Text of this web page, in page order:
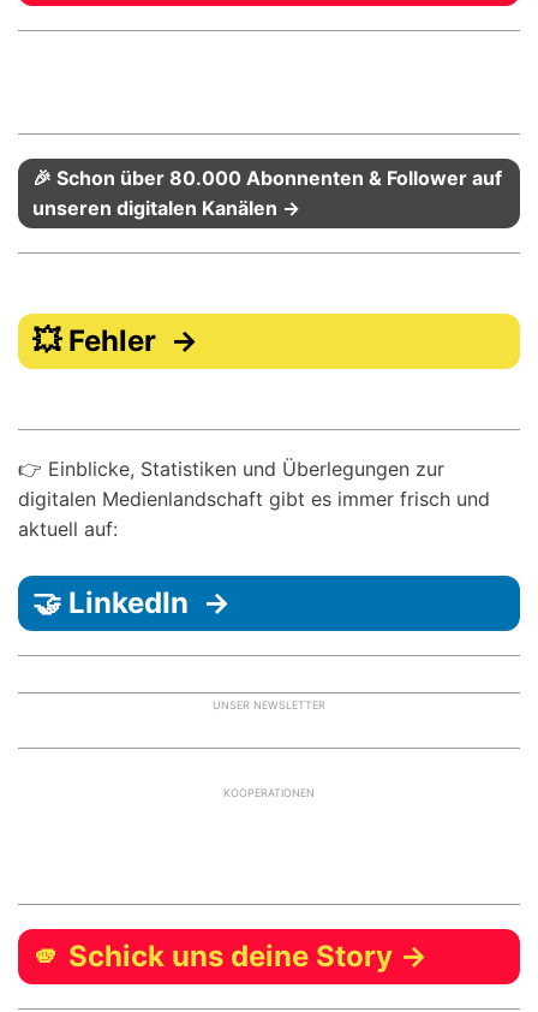
🎉 Schon über 80.000 Abonnenten & Follower auf
unseren digitalen Kanälen →
💥 Fehler →
👉 Einblicke, Statistiken und Überlegungen zur
digitalen Medienlandschaft gibt es immer frisch und
aktuell auf:
🤝 LinkedIn →
UNSER NEWSLETTER
KOOPERATIONEN
🫵 Schick uns deine Story →